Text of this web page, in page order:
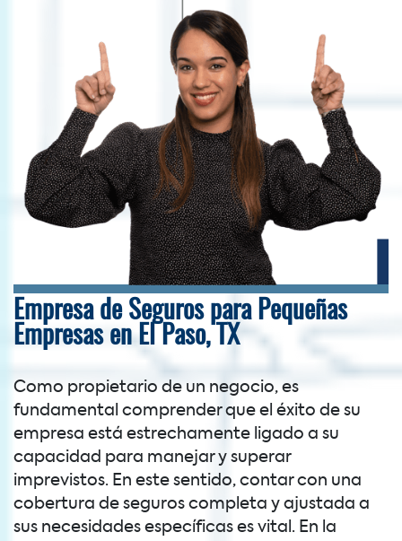
Empresa de Seguros para Pequeñas
Empresas en El Paso, TX
Como propietario de un negocio, es
fundamental comprender que el éxito de su
empresa está estrechamente ligado a su
capacidad para manejar y superar
imprevistos. En este sentido, contar con una
cobertura de seguros completa y ajustada a
sus necesidades específicas es vital. En la